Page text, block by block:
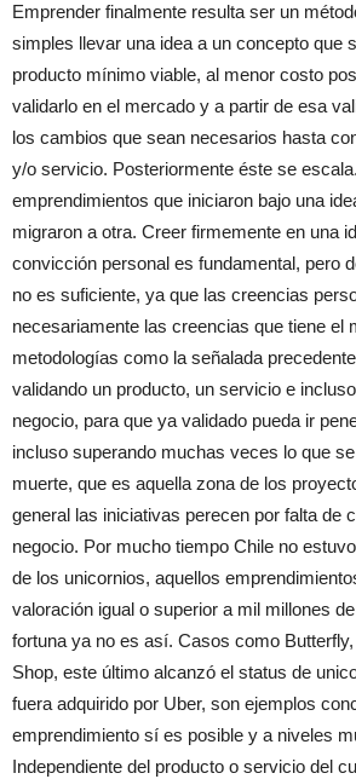
Emprender finalmente resulta ser un
simples llevar una idea a un concepto que
producto mínimo viable, al menor costo
validarlo en el mercado y a partir de esa
los cambios que sean necesarios hasta
y/o servicio. Posteriormente éste se
emprendimientos que iniciaron bajo una
migraron a otra. Creer firmemente en una
convicción personal es fundamental, pero
no es suficiente, ya que las creencias
necesariamente las creencias que tiene el
metodologías como la señalada
validando un producto, un servicio e
negocio, para que ya validado pueda ir
incluso superando muchas veces lo que
muerte, que es aquella zona de los
general las iniciativas perecen por falta de
negocio. Por mucho tiempo Chile no
de los unicornios, aquellos
valoración igual o superior a mil millones
fortuna ya no es así. Casos como
Shop, este último alcanzó el status de
fuera adquirido por Uber, son ejemplos
emprendimiento sí es posible y a niveles
Independiente del producto o servicio del